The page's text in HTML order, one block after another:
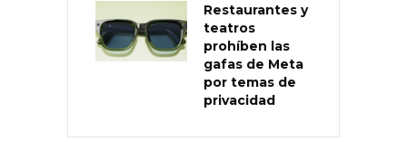
Restaurantes y
teatros
prohíben las
gafas de Meta
por temas de
privacidad